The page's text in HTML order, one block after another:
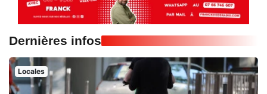
Dernières infos
Locales